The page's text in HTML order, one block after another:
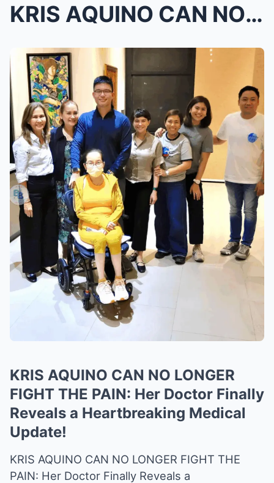
KRIS AQUINO CAN NO LONGER FIGHT THE PAIN: Her Doct...
KRIS AQUINO CAN NO LONGER
FIGHT THE PAIN: Her Doctor Finally
Reveals a Heartbreaking Medical
Update!
KRIS AQUINO CAN NO LONGER FIGHT THE
PAIN: Her Doctor Finally Reveals a